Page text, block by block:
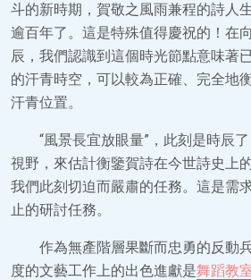
斗的新時期，賀敬之風雨兼程的詩人
逾百年了。這是特殊值得慶祝的！在
辰，我們認識到這個時光節點意味著
的汗青時空，可以較為正確、完全地
汗青位置。
“風景長宜放眼量”，此刻是時辰
視野，來估計衡鑒賀詩在今世詩史上
我們此刻切迫而嚴肅的任務。這是需
止的研討任務。
作為無產階層果斷而忠勇的反動
度的文藝工作上的出色進獻是舞蹈教